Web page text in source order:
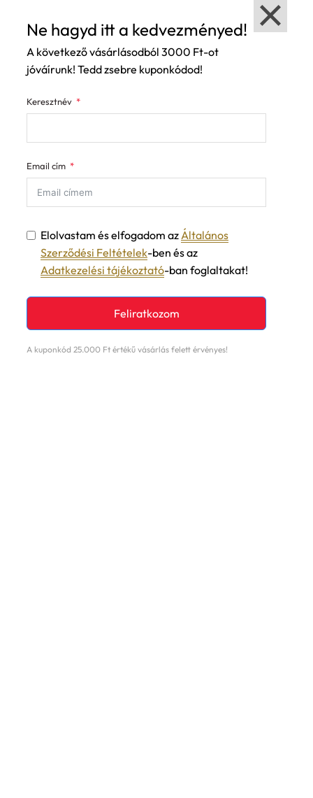
Ne hagyd itt a kedvezményed!
A következő vásárlásodból 3000 Ft-ot
jóváírunk! Tedd zsebre kuponkódod!
Keresztnév
Email cím
Elolvastam és elfogadom azÁltalános
Szerződési Feltételek-ben és az
Adatkezelési tájékoztató-ban foglaltakat!
Feliratkozom
A kuponkód 25.000 Ft értékű vásárlás felett érvényes!